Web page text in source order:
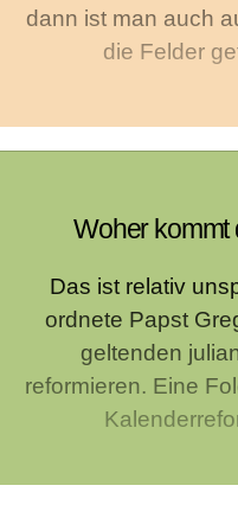
dann ist man auch
die Felder
Woher kommt
Das ist relativ
ordnete Papst
geltenden
reformieren. Eine